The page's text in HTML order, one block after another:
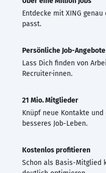
Entdecke mit XING
passt.
Persönliche Job-Angebote
Lass Dich finden von
Recruiter·innen.
21 Mio. Mitglieder
Knüpf neue Kontakte
besseres Job-Leben.
Kostenlos profitieren
Schon als Basis-Mitglied